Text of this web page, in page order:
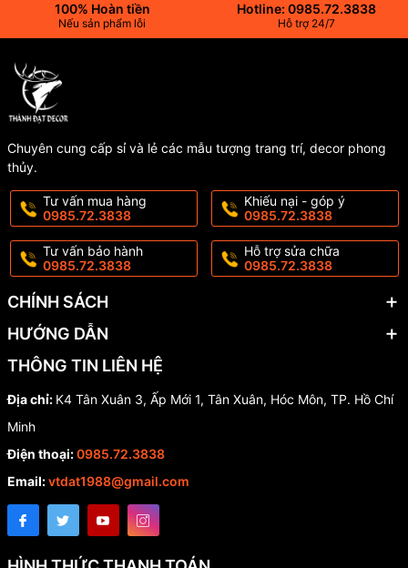
#tuong_phong_thuy
#VậtPhẩmPhongThủy
#Vật_Phẩm_Phong_Thủy
#vatphamphongthuy
#vat_pham_phong_thuy
#QuàTặngTânGiaKhaiTrương
#Quà_Tặng_Tân_Gia_Khai_Trương
#quatangtangiakhaitruong
#qua_tang_tan_gia_khai_truong
#TượngTrangTríNộiThất
#Tượng_Trang_Trí_Nội_Thất
100% Hoàn tiền
Nếu sản phẩm lỗi
Hotline: 0985.72.3838
Hỗ trợ 24/7
Chuyên cung cấp sỉ và lẻ các mẫu tượng trang trí, decor phong
thủy.
Tư vấn mua hàng
0985.72.3838
Khiếu nại - góp ý
0985.72.3838
Tư vấn bảo hành
0985.72.3838
Hỗ trợ sửa chữa
0985.72.3838
CHÍNH SÁCH
HƯỚNG DẪN
THÔNG TIN LIÊN HỆ
Địa chỉ: K4 Tân Xuân 3, Ấp Mới 1, Tân Xuân, Hóc Môn, TP. Hồ Chí
Minh
Điện thoại:0985.72.3838
Email:vtdat1988@gmail.com